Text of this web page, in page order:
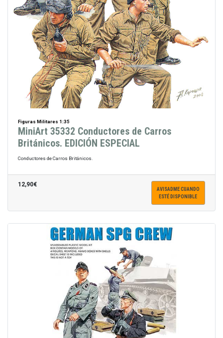
Figuras Militares 1:35
MiniArt 35332 Conductores de Carros
Británicos. EDICIÓN ESPECIAL
Conductores de Carros Británicos.
12,90€
AVISADME CUANDO
ESTÉ DISPONIBLE